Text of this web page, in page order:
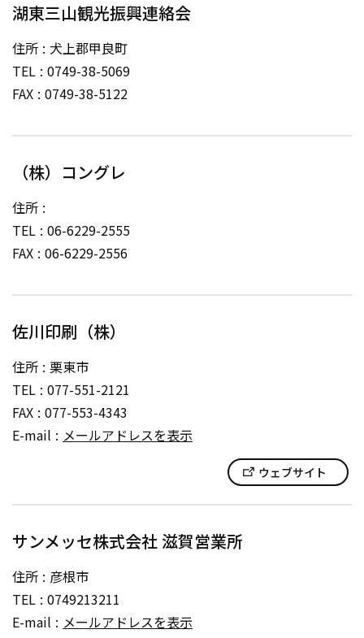
湖東三山観光振興連絡会
住所 犬上郡甲良町
TEL 0749-38-5069
FAX 0749-38-5122
（株）コングレ
住所
TEL 06-6229-2555
FAX 06-6229-2556
佐川印刷（株）
住所 栗東市
TEL 077-551-2121
FAX 077-553-4343
E-mail
メールアドレスを表示
ウェブサイト
サンメッセ株式会社 滋賀営業所
住所
彦根市
TEL 0749213211
E-mail
メールアドレスを表示